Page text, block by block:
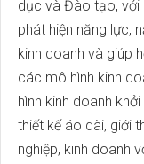
dục và Đào tạo, với
phát hiện năng lực,
kinh doanh và giúp
các mô hình kinh
hình kinh doanh
thiết kế áo dài, giới
nghiệp, kinh doanh